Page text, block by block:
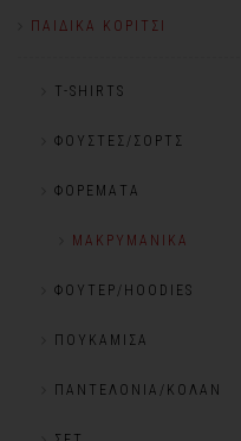
ΠΑΙΔΙΚΆ ΚΟΡΊΤΣΙ
T-SHIRTS
ΦΟΎΣΤΕΣ/ΣΟΡΤΣ
ΦΟΡΈΜΑΤΑ
ΜΑΚΡΥΜΆΝΙΚΑ
ΦΟΎΤΕΡ/HOODIES
ΠΟΥΚΆΜΙΣΑ
ΠΑΝΤΕΛΌΝΙΑ/ΚΟΛΆΝ